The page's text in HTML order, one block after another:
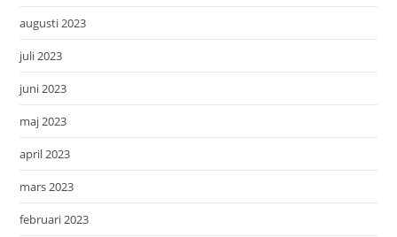
augusti 2023
juli 2023
juni 2023
maj 2023
april 2023
mars 2023
februari 2023